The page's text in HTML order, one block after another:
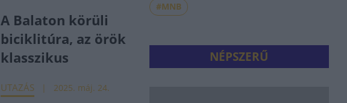
A Balaton körüli
biciklitúra, az örök
klasszikus
UTAZÁS 2025. máj. 24.
#MNB
NÉPSZERŰ